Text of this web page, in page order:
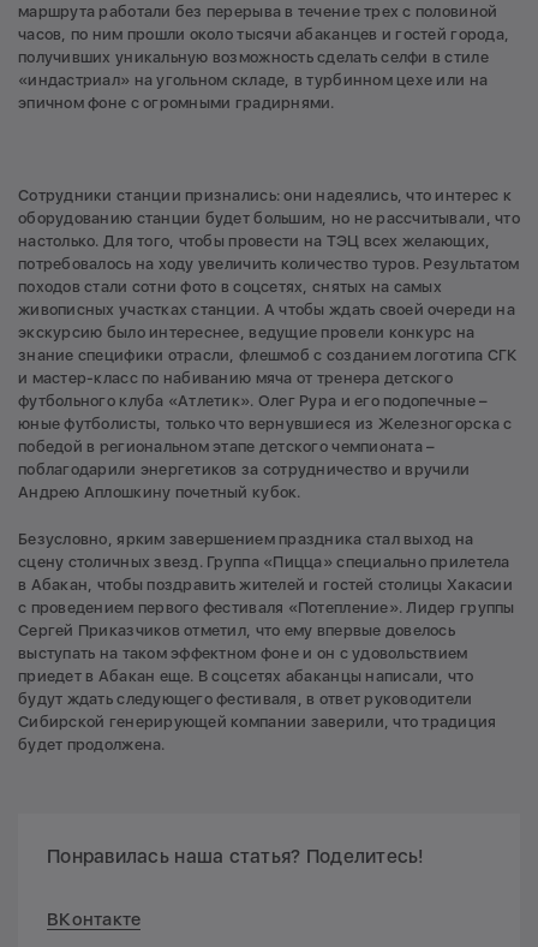
маршрута работали без перерыва в течение трех с половиной
часов, по ним прошли около тысячи абаканцев и гостей города,
получивших уникальную возможность сделать селфи в стиле
«индастриал» на угольном складе, в турбинном цехе или на
эпичном фоне с огромными градирнями.
Сотрудники станции признались: они надеялись, что интерес к
оборудованию станции будет большим, но не рассчитывали, что
настолько. Для того, чтобы провести на ТЭЦ всех желающих,
потребовалось на ходу увеличить количество туров. Результатом
походов стали сотни фото в соцсетях, снятых на самых
живописных участках станции. А чтобы ждать своей очереди на
экскурсию было интереснее, ведущие провели конкурс на
знание специфики отрасли, флешмоб с созданием логотипа СГК
и мастер-класс по набиванию мяча от тренера детского
футбольного клуба «Атлетик». Олег Рура и его подопечные –
юные футболисты, только что вернувшиеся из Железногорска с
победой в региональном этапе детского чемпионата –
поблагодарили энергетиков за сотрудничество и вручили
Андрею Аплошкину почетный кубок.
Безусловно, ярким завершением праздника стал выход на
сцену столичных звезд. Группа «Пицца» специально прилетела
в Абакан, чтобы поздравить жителей и гостей столицы Хакасии
с проведением первого фестиваля «Потепление». Лидер группы
Сергей Приказчиков отметил, что ему впервые довелось
выступать на таком эффектном фоне и он с удовольствием
приедет в Абакан еще. В соцсетях абаканцы написали, что
будут ждать следующего фестиваля, в ответ руководители
Сибирской генерирующей компании заверили, что традиция
будет продолжена.
Понравилась наша статья? Поделитесь!
ВКонтакте